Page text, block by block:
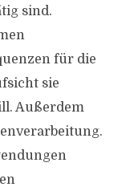
sind.
für die
sie
Außerdem